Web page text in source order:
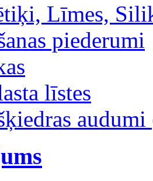
Līmes,
piederumi
līstes
audumi